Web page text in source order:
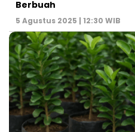
Berbuah
5 Agustus 2025 | 12:30 WIB